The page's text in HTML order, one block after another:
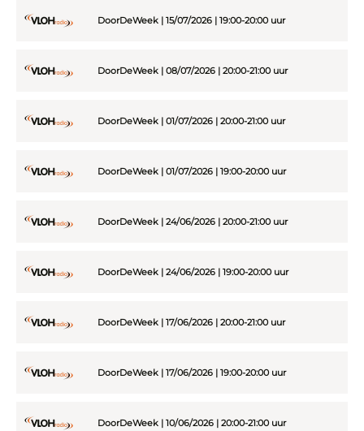
DoorDeWeek | 15/07/2026 | 19:00-20:00 uur
DoorDeWeek | 08/07/2026 | 20:00-21:00 uur
DoorDeWeek | 01/07/2026 | 20:00-21:00 uur
DoorDeWeek | 01/07/2026 | 19:00-20:00 uur
DoorDeWeek | 24/06/2026 | 20:00-21:00 uur
DoorDeWeek | 24/06/2026 | 19:00-20:00 uur
DoorDeWeek | 17/06/2026 | 20:00-21:00 uur
DoorDeWeek | 17/06/2026 | 19:00-20:00 uur
DoorDeWeek | 10/06/2026 | 20:00-21:00 uur